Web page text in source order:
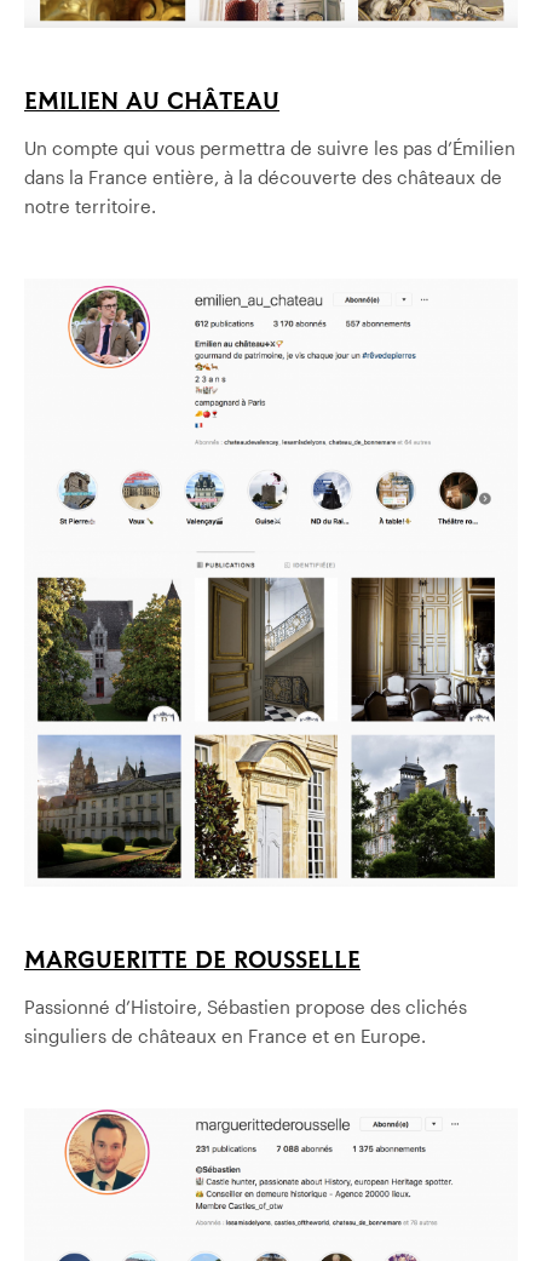
EMILIEN AU CHÂTEAU
Un compte qui vous permettra de suivre les pas d’Émilien
dans la France entière, à la découverte des châteaux de
notre territoire.
MARGUERITTE DE ROUSSELLE
Passionné d’Histoire, Sébastien propose des clichés
singuliers de châteaux en France et en Europe.